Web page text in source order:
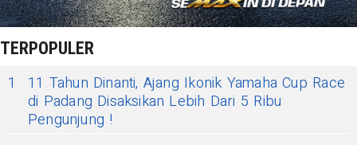
TERPOPULER
1
11 Tahun Dinanti, Ajang Ikonik Yamaha Cup Race
di Padang Disaksikan Lebih Dari 5 Ribu
Pengunjung !